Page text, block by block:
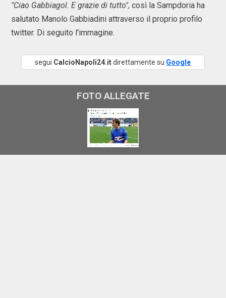
"Ciao Gabbiagol. E grazie di tutto", così la Sampdoria ha
salutato Manolo Gabbiadini attraverso il proprio profilo
twitter. Di seguito l'immagine.
segui CalcioNapoli24.itdirettamente su Google
FOTO ALLEGATE